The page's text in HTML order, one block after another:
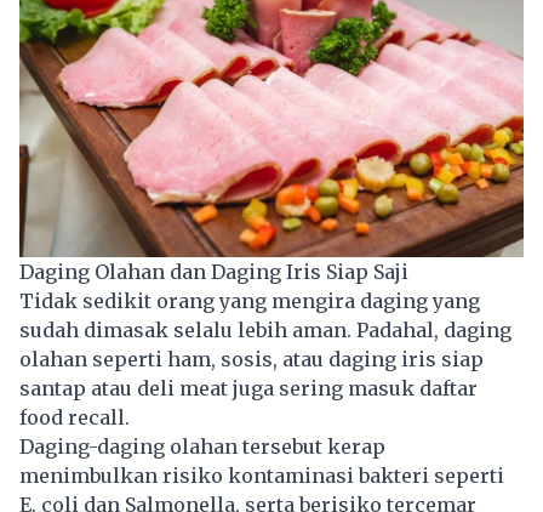
Daging Olahan dan Daging Iris Siap Saji
Tidak sedikit orang yang mengira daging yang
sudah dimasak selalu lebih aman. Padahal, daging
olahan seperti ham, sosis, atau daging iris siap
santap atau deli meat juga sering masuk daftar
food recall.
Daging-daging olahan tersebut kerap
menimbulkan risiko kontaminasi bakteri seperti
E. coli dan Salmonella, serta berisiko tercemar